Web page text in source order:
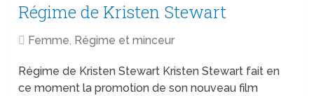
Régime de Kristen Stewart
Femme, Régime et minceur
Régime de Kristen Stewart Kristen Stewart fait en
ce moment la promotion de son nouveau film